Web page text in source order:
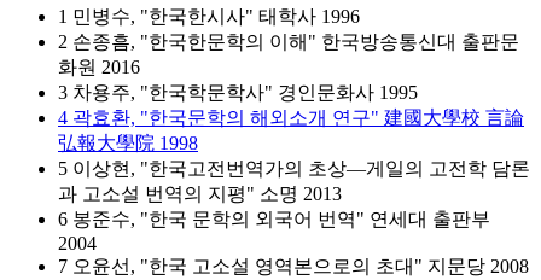
1 민병수, "한국한시사" 태학사 1996
2 손종흠, "한국한문학의 이해" 한국방송통신대 출판문
화원 2016
3 차용주, "한국학문학사" 경인문화사 1995
4 곽효환, "한국문학의 해외소개 연구" 建國大學校 言論
弘報大學院 1998
5 이상현, "한국고전번역가의 초상―게일의 고전학 담론
과 고소설 번역의 지평" 소명 2013
6 봉준수, "한국 문학의 외국어 번역" 연세대 출판부
2004
7 오윤선, "한국 고소설 영역본으로의 초대" 지문당 2008